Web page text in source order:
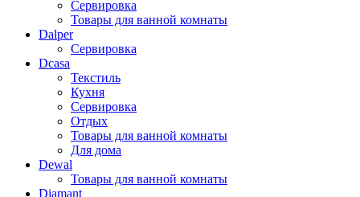
Сервировка
Товары для ванной комнаты
Dalper
Сервировка
Dcasa
Текстиль
Кухня
Сервировка
Отдых
Товары для ванной комнаты
Для дома
Dewal
Товары для ванной комнаты
Diamant